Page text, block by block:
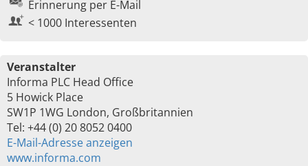
Erinnerung per E-Mail
< 1000 Interessenten
Veranstalter
Informa PLC Head Office
5 Howick Place
SW1P 1WG London, Großbritannien
Tel: +44 (0) 20 8052 0400
E-Mail-Adresse anzeigen
www.informa.com